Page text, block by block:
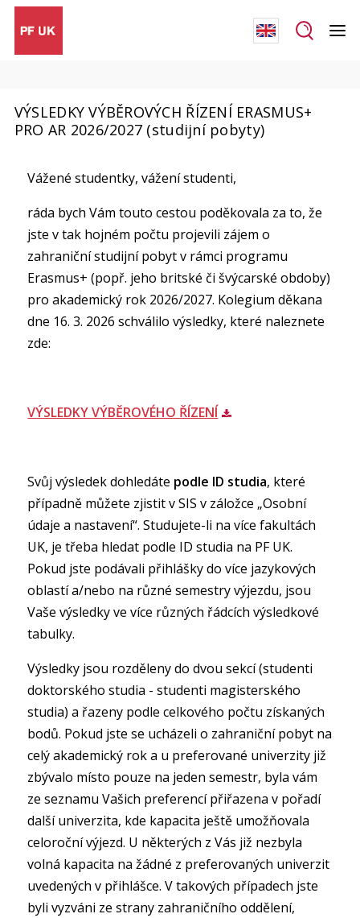
VÝSLEDKY VÝBĚROVÝCH ŘÍZENÍ ERASMUS+
PRO AR 2026/2027 (studijní pobyty)
Vážené studentky, vážení studenti,
ráda bych Vám touto cestou poděkovala za to, že
jste v tak hojném počtu projevili zájem o
zahraniční studijní pobyt v rámci programu
Erasmus+ (popř. jeho britské či švýcarské obdoby)
pro akademický rok 2026/2027. Kolegium děkana
dne 16. 3. 2026 schválilo výsledky, které naleznete
zde:
VÝSLEDKY VÝBĚROVÉHO ŘÍZENÍ
Svůj výsledek dohledáte podle ID studia, které
případně můžete zjistit v SIS v záložce „Osobní
údaje a nastavení“. Studujete-li na více fakultách
UK, je třeba hledat podle ID studia na PF UK.
Pokud jste podávali přihlášky do více jazykových
oblastí a/nebo na různé semestry výjezdu, jsou
Vaše výsledky ve více různých řádcích výsledkové
tabulky.
Výsledky jsou rozděleny do dvou sekcí (studenti
doktorského studia - studenti magisterského
studia) a řazeny podle celkového počtu získaných
bodů. Pokud jste se ucházeli o zahraniční pobyt na
celý akademický rok a u preferované univerzity již
zbývalo místo pouze na jeden semestr, byla vám
ze seznamu Vašich preferencí přiřazena v pořadí
další univerzita, kde kapacita ještě umožňovala
celoroční výjezd. U některých z Vás již nezbyla
volná kapacita na žádné z preferovaných univerzit
uvedených v přihlášce. V takových případech jste
byli vyzváni ze strany zahraničního oddělení,